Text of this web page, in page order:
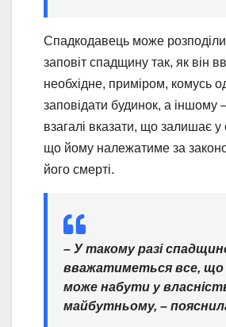
Спадкодавець може
заповіт спадщину так, як він
необхідне, приміром, комусь
заповідати будинок, а
взагалі вказати, що залишає у
що йому належатиме за
його смерті.
– У такому разі
вважатиметься все,
може набути у
майбутньому, –